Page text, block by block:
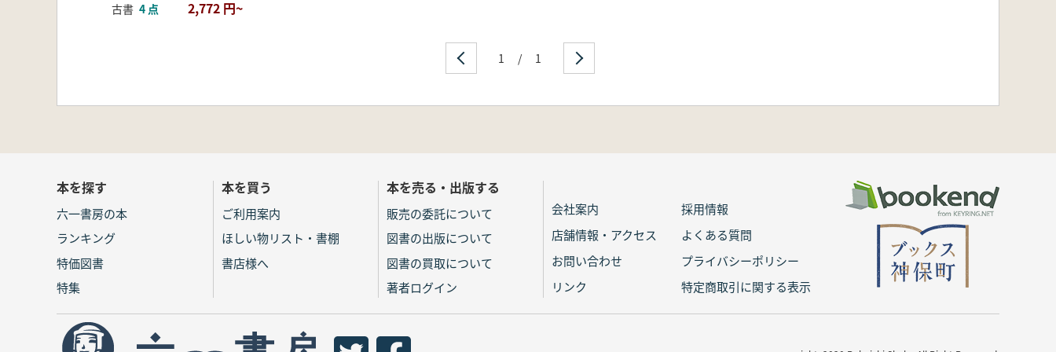
古書 4 点 2,772 円~
1 / 1
本を探す
六一書房の本
ランキング
特価図書
特集
本を買う
ご利用案内
ほしい物リスト・書棚
書店様へ
本を売る・出版する
販売の委託について
図書の出版について
図書の買取について
著者ログイン
会社案内
採用情報
店舗情報・アクセス
よくある質問
お問い合わせ
プライバシーポリシー
リンク
特定商取引に関する表示